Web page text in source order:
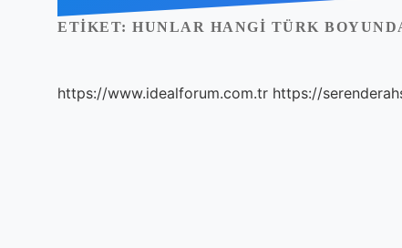
ETIKET: HUNLAR HANGI TÜRK
https://www.idealforum.com.tr https://